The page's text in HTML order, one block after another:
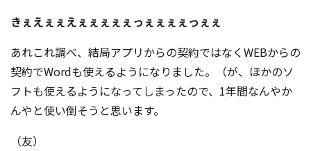
きぇえぇぇえぇぇぇぇぇっぇぇぇぇっぇぇ
あれこれ調べ、結局アプリからの契約ではなくWEBからの
契約でWordも使えるようになりました。（が、ほかのソ
フトも使えるようになってしまったので、1年間なんやか
んやと使い倒そうと思います。
（友）